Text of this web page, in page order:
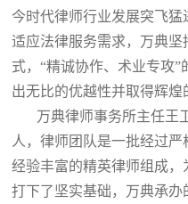
今时代律师行业发展突飞
适应法律服务需求，万典坚
式，“精诚协作、术业专攻
出无比的优越性并取得辉煌
万典律师事务所主任王
人，律师团队是一批经过严
经验丰富的精英律师组成
打下了坚实基础，万典承